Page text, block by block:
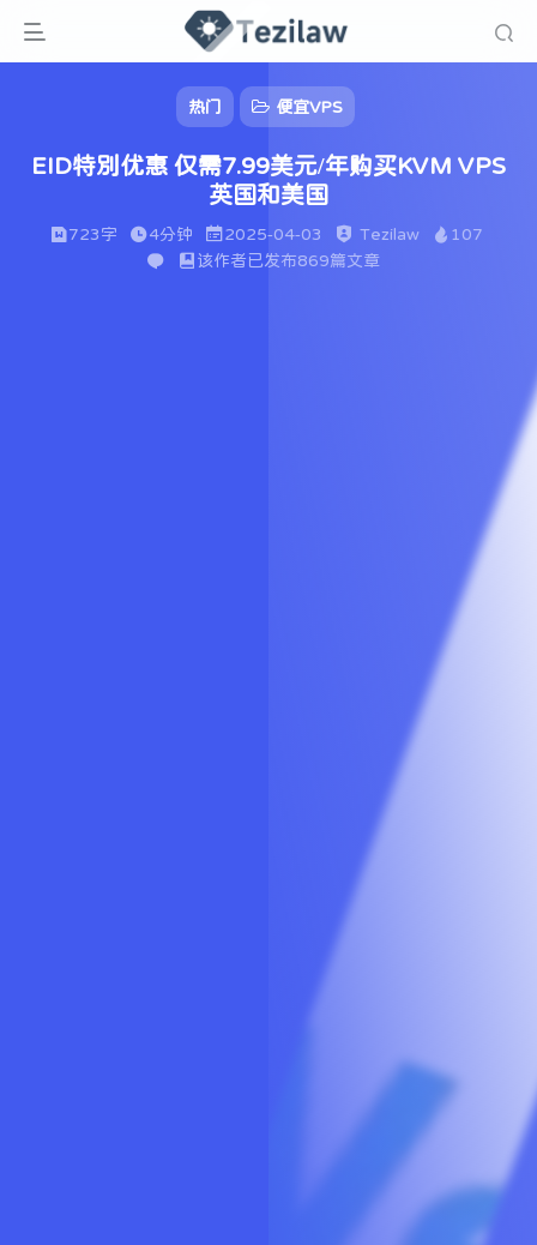
热门 便宜VPS
EID特别优惠 仅需7.99美元/年购买KVM VPS
英国和美国
723字 4分钟 2025-04-03 Tezilaw
107
该作者已发布869篇文章